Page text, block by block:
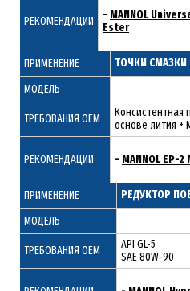
РЕКОМЕНДАЦИИ - MANNOL
Ester
ПРИМЕНЕНИЕ
ТОЧКИ СМАЗКИ
МОДЕЛЬ
ТРЕБОВАНИЯ ОЕМ
Консистентная
основе лития +
РЕКОМЕНДАЦИИ - MANNOL EP-
ПРИМЕНЕНИЕ
РЕДУКТОР
МОДЕЛЬ
ТРЕБОВАНИЯ ОЕМ
API GL-5
SAE 80W-90